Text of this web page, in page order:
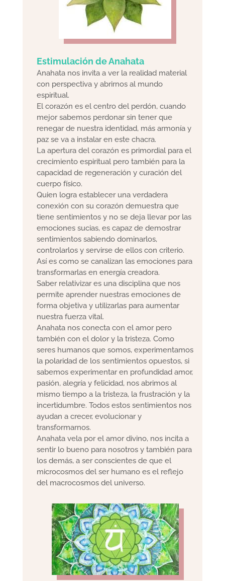
Estimulación de Anahata
Anahata nos invita a ver la realidad material
con perspectiva y abrirnos al mundo
espiritual.
El corazón es el centro del perdón, cuando
mejor sabemos perdonar sin tener que
renegar de nuestra identidad, más armonía y
paz se va a instalar en este chacra.
La apertura del corazón es primordial para el
crecimiento espiritual pero también para la
capacidad de regeneración y curación del
cuerpo físico.
Quien logra establecer una verdadera
conexión con su corazón demuestra que
tiene sentimientos y no se deja llevar por las
emociones sucias, es capaz de demostrar
sentimientos sabiendo dominarlos,
controlarlos y servirse de ellos con criterio.
Así es como se canalizan las emociones para
transformarlas en energía creadora.
Saber relativizar es una disciplina que nos
permite aprender nuestras emociones de
forma objetiva y utilizarlas para aumentar
nuestra fuerza vital.
Anahata nos conecta con el amor pero
también con el dolor y la tristeza. Como
seres humanos que somos, experimentamos
la polaridad de los sentimientos opuestos, si
sabemos experimentar en profundidad amor,
pasión, alegría y felicidad, nos abrimos al
mismo tiempo a la tristeza, la frustración y la
incertidumbre. Todos estos sentimientos nos
ayudan a crecer, evolucionar y
transformarnos.
Anahata vela por el amor divino, nos incita a
sentir lo bueno para nosotros y también para
los demás, a ser conscientes de que el
microcosmos del ser humano es el reflejo
del macrocosmos del universo.